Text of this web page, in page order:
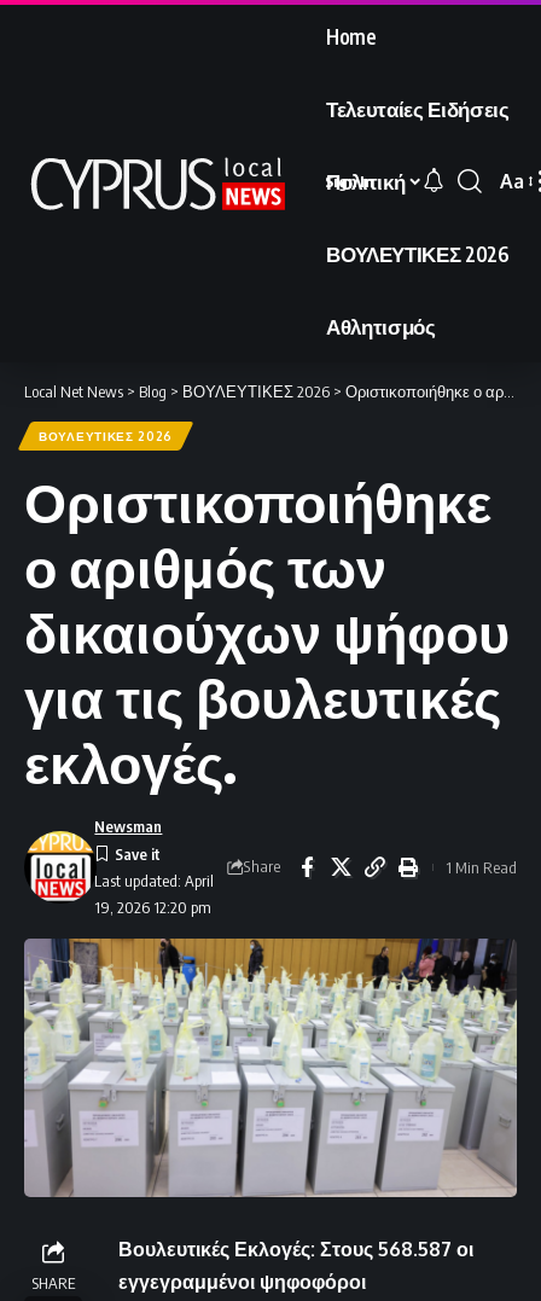
Home
Τελευταίες Ειδήσεις
Πολιτική
ΒΟΥΛΕΥΤΙΚΕΣ 2026
Αθλητισμός
Sign In
Font
Aa
Local Net News > Blog > ΒΟΥΛΕΥΤΙΚΕΣ 2026 > Οριστικοποιήθηκε ο αριθμός των δικαιούχων ψήφου για τις βουλευτικές εκλογές.
ΒΟΥΛΕΥΤΙΚΕΣ 2026
Οριστικοποιήθηκε
ο αριθμός των
δικαιούχων ψήφου
για τις βουλευτικές
εκλογές.
Last updated: April
19, 2026 12:20 pm
Newsman
Share 1 Min Read
SHARE
Βουλευτικές Εκλογές: Στους 568.587 οι
εγγεγραμμένοι ψηφοφόροι